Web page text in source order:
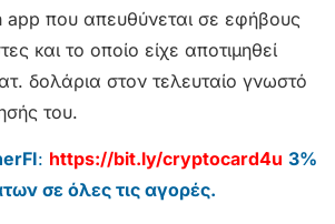
app που απευθύνεται σε εφήβους
και το οποίο είχε αποτιμηθεί
δολάρια στον τελευταίο γνωστό
του.
: https://bit.ly/cryptocard4u 3%
σε όλες τις αγορές.